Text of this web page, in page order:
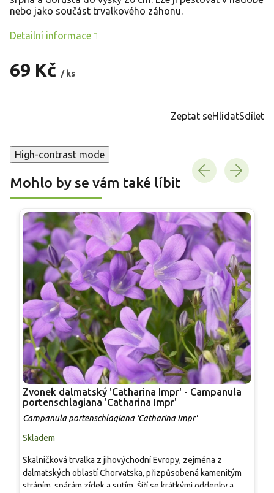
69 Kč / ks
nebo jako součást trvalkového záhonu.
Detailní informace
Zeptat seHlídatSdílet
High-contrast mode
Mohlo by se vám také líbit
Zvonek dalmatský 'Catharina Impr' - Campanula
portenschlagiana 'Catharina Impr'
Campanula portenschlagiana 'Catharina Impr'
Skladem
Skalničková trvalka z jihovýchodní Evropy, zejména z
dalmatských oblastí Chorvatska, přizpůsobená kamenitým
stráním, spárám zídek a sutím. Šíří se krátkými oddenky a